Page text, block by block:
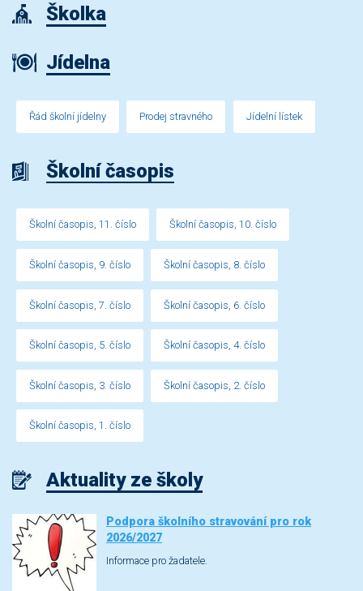
Školka
Jídelna
Řád školní jídelny Prodej stravného Jídelní lístek
Školní časopis
Školní časopis, 11. číslo Školní časopis, 10. číslo
Školní časopis, 9. číslo Školní časopis, 8. číslo
Školní časopis, 7. číslo Školní časopis, 6. číslo
Školní časopis, 5. číslo Školní časopis, 4. číslo
Školní časopis, 3. číslo Školní časopis, 2. číslo
Školní časopis, 1. číslo
Aktuality ze školy
Podpora školního stravování pro rok
2026/2027
Informace pro žadatele.